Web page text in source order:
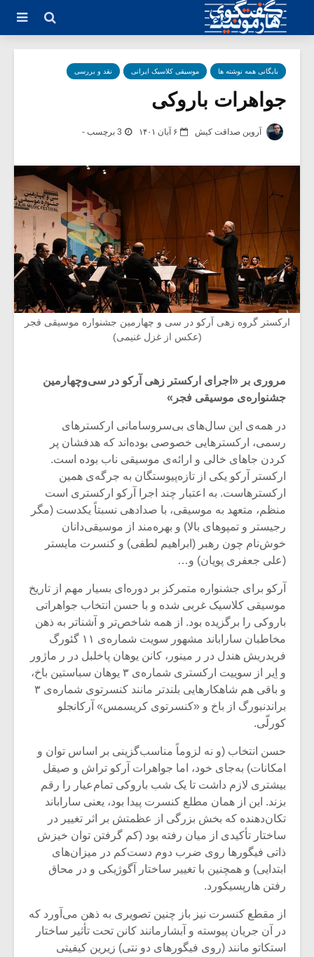
بایگانی همه نوشته ها موسیقی کلاسیک ایرانی نقد و بررسی
جواهرات باروکی
آروین صداقت کیش ۶ آبان ۱۴۰۱ 3 برچسب -
ارکستر گروه زهی آرکو در سی و چهارمین جشنواره موسیقی فجر
(عکس از غزل غنیمی)
مروری بر «اجرای ارکستر زهی آرکو در سی‌وچهارمین
جشنواره‌ی موسیقی فجر»
در همه‌ی این سال‌های بی‌سروسامانی ارکسترهای
رسمی، ارکسترهایی خصوصی بوده‌اند که هدفشان پر
کردن جاهای خالی و ارائه‌ی موسیقی ناب بوده است.
ارکستر آرکو یکی از تازه‌پیوستگان به جرگه‌ی همین
ارکسترهاست. به اعتبار چند اجرا آرکو ارکستری است
منظم، متعهد به موسیقی، با صدادهی نسبتاً یکدست (مگر
رجیستر و تمپوهای بالا) و بهره‌مند از موسیقی‌دانان
خوش‌نام چون رهبر (ابراهیم لطفی) و کنسرت مایستر
(علی جعفری پویان) و…
آرکو برای جشنواره متمرکز بر دوره‌ای بسیار مهم از تاریخ
موسیقی کلاسیک غربی شده و با حسن انتخاب جواهراتی
باروکی را برگزیده بود. از همه شاخص‌تر و آشناتر به ذهن
مخاطبان ساراباند مشهور سویت شماره‌ی ۱۱ گئورگ
فریدریش هندل در ر مینور، کانن یوهان پاخلبل در ر ماژور
و اِیر از سوییت ارکستری شماره‌ی ۳ یوهان سباستین باخ،
و باقی هم شاهکارهایی بلندتر مانند کنسرتوی شماره‌ی ۳
براندنبورگ از باخ و «کنسرتوی کریسمس» آرکانجلو
کورلّی.
حسن انتخاب (و نه لزوماً مناسب‌گزینی بر اساس توان و
امکانات) به‌جای خود، اما جواهرات آرکو تراش و صیقل
بیشتری لازم داشت تا یک شب باروکی تمام‌عیار را رقم
بزند. این از همان مطلع کنسرت پیدا بود، یعنی ساراباند
تکان‌دهنده که بخش بزرگی از عظمتش بر اثر تغییر در
ساختار تأکیدی از میان رفته بود (کم گرفتن توان خیزش‌
ذاتی فیگورها روی ضرب دوم دست‌کم در میزان‌های
ابتدایی) و همچنین با تغییر ساختار آگوژیکی و در محاق
رفتن هارپسیکورد.
از مقطع کنسرت نیز باز چنین تصویری به ذهن می‌آورد که
در آن جریان پیوسته و آبشارمانند کانن تحت تأثیر ساختار
استکاتو مانند (روی فیگورهای دو نتی) زیرین کیفیتی
یادداشتی بر موسیقی
متن فیلم «متری
شیش و نیم»
دوره
موسیقی